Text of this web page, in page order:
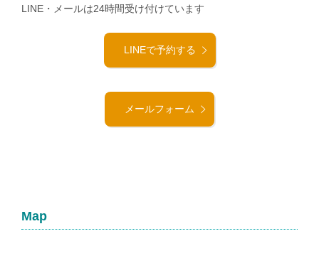
LINE・メールは24時間受け付けています
LINEで予約する
メールフォーム
Map